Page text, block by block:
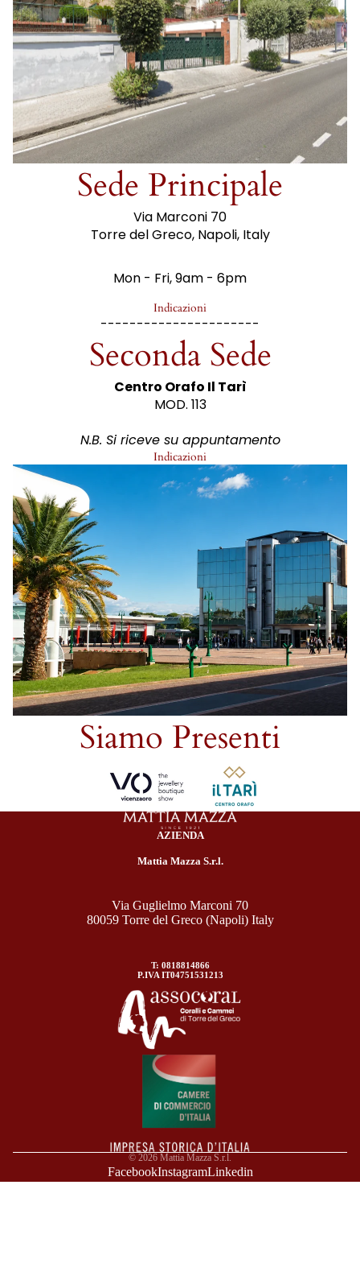
Sede Principale
Via Marconi 70
Torre del Greco, Napoli, Italy
Mon - Fri, 9am - 6pm
Indicazioni
----------------------
Seconda Sede
Centro Orafo Il Tarì
MOD. 113
N.B. Si riceve su appuntamento
Indicazioni
Siamo Presenti
AZIENDA
Mattia Mazza S.r.l.
Via Guglielmo Marconi 70
80059 Torre del Greco (Napoli) Italy
T: 0818814866
P.IVA IT04751531213
© 2026 Mattia Mazza S.r.l.
FacebookInstagramLinkedin